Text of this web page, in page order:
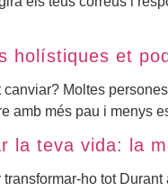
holístiques et
canviar? Moltes
amb més pau i menys
la teva vida: la
ho tot